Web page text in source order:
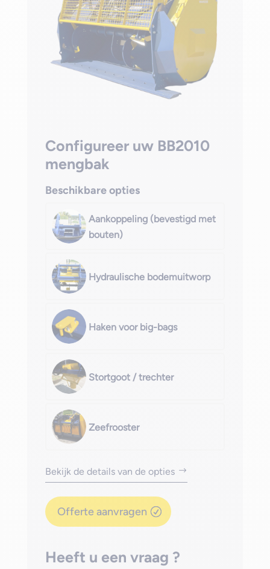
Configureer uw BB2010
mengbak
Beschikbare opties
Aankoppeling (bevestigd met
bouten)
Hydraulische bodemuitworp
Haken voor big-bags
Stortgoot / trechter
Zeefrooster
Bekijk de details van de opties
Offerte aanvragen
Heeft u een vraag ?